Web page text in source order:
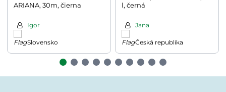
ARIANA, 30m, čierna
Igor
Slovensko
l, černá
Jana
Česká republika